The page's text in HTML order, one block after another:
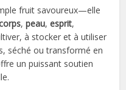
fruit savoureux—elle
,peau,esprit,
à stocker et à utiliser
séché ou transformé en
un puissant soutien